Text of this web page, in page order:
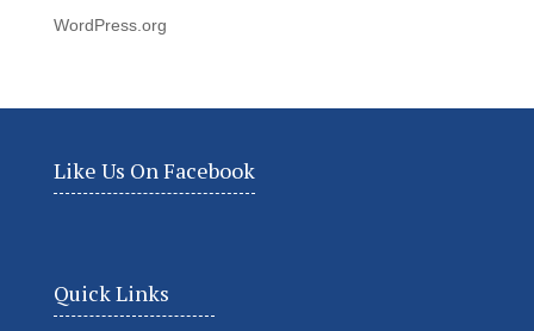
WordPress.org
Like Us On Facebook
Quick Links